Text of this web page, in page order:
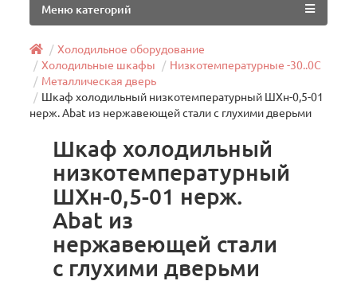
Меню категорий
Холодильное оборудование
Холодильные шкафы
Низкотемпературные -30..0C
Металлическая дверь
Шкаф холодильный низкотемпературный ШХн-0,5-01
нерж. Abat из нержавеющей стали с глухими дверьми
Шкаф холодильный
низкотемпературный
ШХн-0,5-01 нерж.
Abat из
нержавеющей стали
с глухими дверьми